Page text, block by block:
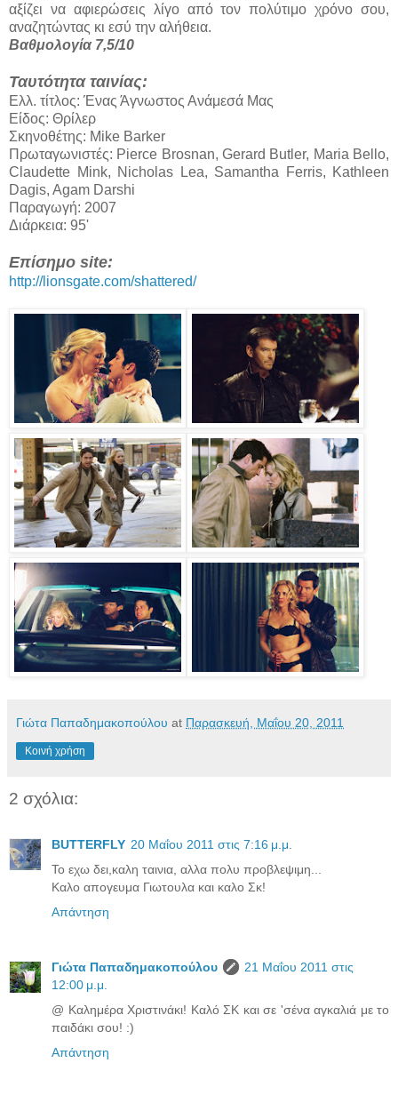
αξίζει να αφιερώσεις λίγο από τον πολύτιμο χρόνο σου,
αναζητώντας κι εσύ την αλήθεια.
Βαθμολογία 7,5/10
Ταυτότητα ταινίας:
Ελλ. τίτλος: Ένας Άγνωστος Ανάμεσά Μας
Είδος: Θρίλερ
Σκηνοθέτης: Mike Barker
Πρωταγωνιστές: Pierce Brosnan, Gerard Butler, Maria Bello,
Claudette Mink, Nicholas Lea, Samantha Ferris, Kathleen
Dagis, Agam Darshi
Παραγωγή: 2007
Διάρκεια: 95'
Επίσημο site:
http://lionsgate.com/shattered/
Γιώτα Παπαδημακοπούλου at Παρασκευή, Μαΐου 20, 2011
Κοινή χρήση
2 σχόλια:
BUTTERFLY 20 Μαΐου 2011 στις 7:16 μ.μ.
Το εχω δει,καλη ταινια, αλλα πολυ προβλεψιμη...
Καλο απογευμα Γιωτουλα και καλο Σκ!
Απάντηση
Γιώτα Παπαδημακοπούλου
21 Μαΐου 2011 στις
12:00 μ.μ.
@ Καλημέρα Χριστινάκι! Καλό ΣΚ και σε 'σένα αγκαλιά με το
παιδάκι σου! :)
Απάντηση